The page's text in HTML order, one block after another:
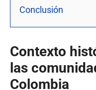
Conclusión
Contexto
las
Colombia